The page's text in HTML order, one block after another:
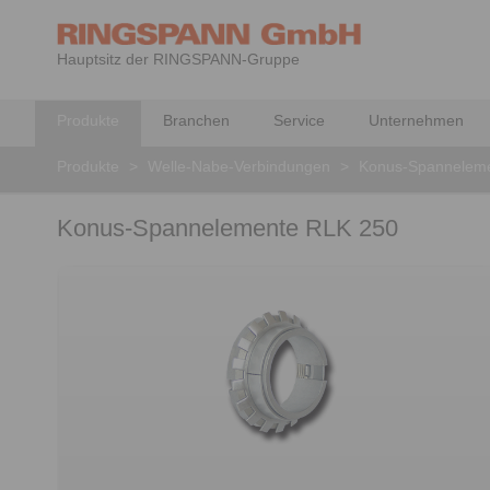
Hauptsitz der RINGSPANN-Gruppe
Branchen Service Unternehmen
Konus-Spannelemente RLK 250